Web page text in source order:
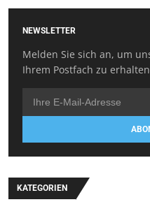
NEWSLETTER
Melden Sie sich an, um
Ihrem Postfach zu
KATEGORIEN